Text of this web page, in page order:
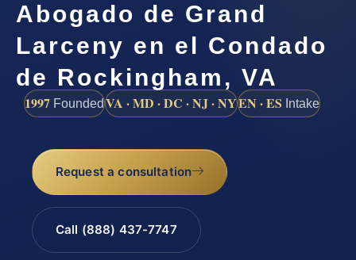
Abogado de Grand
Larceny en el Condado
de Rockingham, VA
1997 FoundedVA · MD · DC · NJ · NYEN · ES Intake
Request a consultation
Call (888) 437-7747